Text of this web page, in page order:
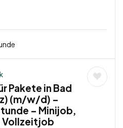
Pakete in Bad
(m/w/d) –
– Minijob,
Vollzeitjob